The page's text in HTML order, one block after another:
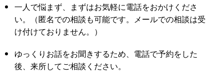
一人で悩まず、まずはお気軽に電話をおかけくださ
い。（匿名での相談も可能です。メールでの相談は受
け付けておりません。）
ゆっくりお話をお聞きするため、電話で予約をした
後、来所してご相談ください。